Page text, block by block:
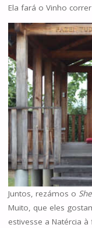
Ela fará o Vinho
Juntos, rezámos o
Muito, que eles
estivesse a Natércia